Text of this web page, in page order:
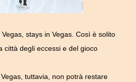
stays in Vegas. Così è solito
città degli eccessi e del gioco
tuttavia, non potrà restare